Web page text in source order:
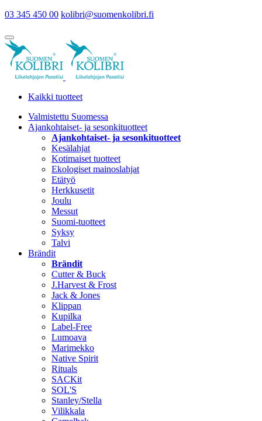
03 345 450 00 kolibri@suomenkolibri.fi
Kaikki tuotteet
Valmistettu Suomessa
Ajankohtaiset- ja sesonkituotteet
Ajankohtaiset- ja sesonkituotteet
Kesälahjat
Kotimaiset tuotteet
Ekologiset mainoslahjat
Etätyö
Herkkusetit
Joulu
Messut
Suomi-tuotteet
Syksy
Talvi
Brändit
Brändit
Cutter & Buck
J.Harvest & Frost
Jack & Jones
Klippan
Kupilka
Label-Free
Lumoava
Marimekko
Native Spirit
Rituals
SACKit
SOL'S
Stanley/Stella
Vilikkala